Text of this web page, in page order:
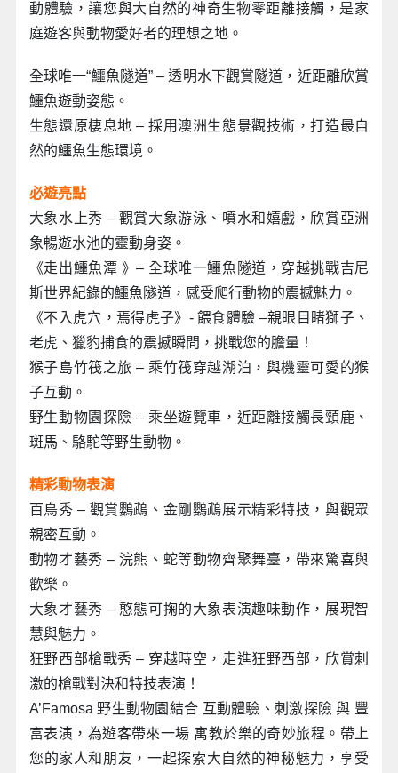
動體驗，讓您與大自然的神奇生物零距離接觸，是家
庭遊客與動物愛好者的理想之地。
全球唯一“鱷魚隧道” – 透明水下觀賞隧道，近距離欣賞
鱷魚遊動姿態。
生態還原棲息地 – 採用澳洲生態景觀技術，打造最自
然的鱷魚生態環境。
必遊亮點
大象水上秀 – 觀賞大象游泳、噴水和嬉戲，欣賞亞洲
象暢遊水池的靈動身姿。
《走出鱷魚潭 》– 全球唯一鱷魚隧道，穿越挑戰吉尼
斯世界紀錄的鱷魚隧道，感受爬行動物的震撼魅力。
《不入虎穴，焉得虎子》- 餵食體驗 –親眼目睹獅子、
老虎、獵豹捕食的震撼瞬間，挑戰您的膽量！
猴子島竹筏之旅 – 乘竹筏穿越湖泊，與機靈可愛的猴
子互動。
野生動物園探險 – 乘坐遊覽車，近距離接觸長頸鹿、
斑馬、駱駝等野生動物。
精彩動物表演
百鳥秀 – 觀賞鸚鵡、金剛鸚鵡展示精彩特技，與觀眾
親密互動。
動物才藝秀 – 浣熊、蛇等動物齊聚舞臺，帶來驚喜與
歡樂。
大象才藝秀 – 憨態可掬的大象表演趣味動作，展現智
慧與魅力。
狂野西部槍戰秀 – 穿越時空，走進狂野西部，欣賞刺
激的槍戰對決和特技表演！
A’Famosa 野生動物園結合 互動體驗、刺激探險 與 豐
富表演，為遊客帶來一場 寓教於樂的奇妙旅程。帶上
您的家人和朋友，一起探索大自然的神秘魅力，享受